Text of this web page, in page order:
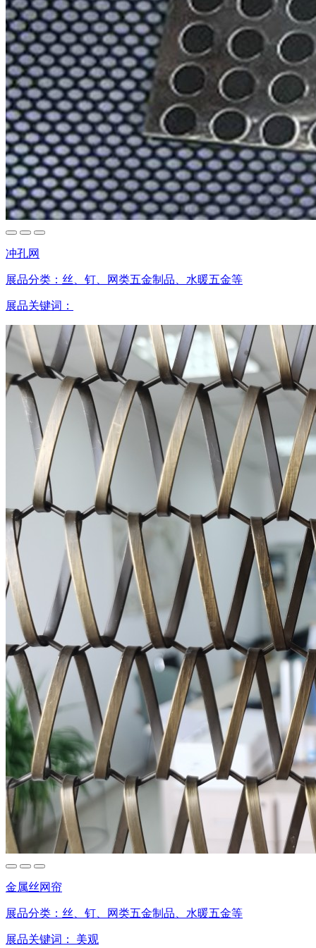
冲孔网
展品分类： 丝、钉、网类五金制品、水暖五金等
展品关键词：
金属丝网帘
展品分类： 丝、钉、网类五金制品、水暖五金等
展品关键词： 美观